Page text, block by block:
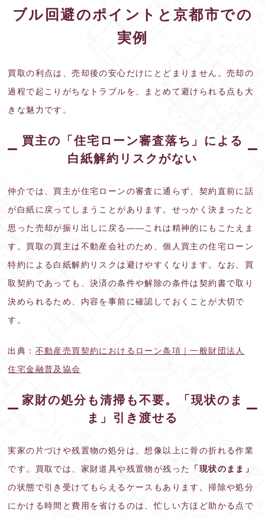
ブル回避のポイントと京都市での
実例
買取の利点は、売却後の安心だけにとどまりません。売却の
過程で起こりがちなトラブルを、まとめて避けられる点も大
きな魅力です。
買主の「住宅ローン審査落ち」による
白紙解約リスクがない
仲介では、買主が住宅ローンの審査に通らず、契約直前に話
が白紙に戻ってしまうことがあります。せっかく決まったと
思った売却が振り出しに戻る——これは精神的にもこたえま
す。買取の買主は不動産会社のため、個人買主の住宅ローン
特約による白紙解約リスクは避けやすくなります。なお、買
取契約であっても、決済の条件や解除の条件は契約書で取り
決められるため、内容を事前に確認しておくことが大切で
す。
出典： 不動産売買契約におけるローン条項｜一般財団法人
住宅金融普及協会
家財の処分も清掃も不要。「現状のま
ま」引き渡せる
実家の片づけや残置物の処分は、想像以上に骨の折れる作業
です。買取では、家財道具や残置物が残った
「現状のまま」
の状態で引き受けてもらえるケースもあります。掃除や処分
にかける時間と費用を省けるのは、忙しい方ほど助かる点で